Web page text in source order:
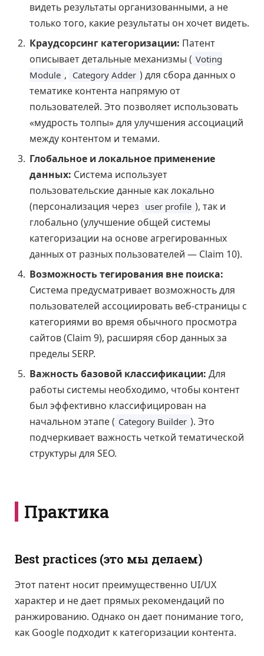
видеть результаты организованными, а не
только того, какие результаты он хочет видеть.
Краудсорсинг категоризации: Патент
описывает детальные механизмы ( Voting
Module , Category Adder ) для сбора данных о
тематике контента напрямую от
пользователей. Это позволяет использовать
«мудрость толпы» для улучшения ассоциаций
между контентом и темами.
Глобальное и локальное применение
данных: Система использует
пользовательские данные как локально
(персонализация через user profile ), так и
глобально (улучшение общей системы
категоризации на основе агрегированных
данных от разных пользователей — Claim 10).
Возможность тегирования вне поиска:
Система предусматривает возможность для
пользователей ассоциировать веб-страницы с
категориями во время обычного просмотра
сайтов (Claim 9), расширяя сбор данных за
пределы SERP.
Важность базовой классификации: Для
работы системы необходимо, чтобы контент
был эффективно классифицирован на
начальном этапе ( Category Builder ). Это
подчеркивает важность четкой тематической
структуры для SEO.
Практика
Best practices (это мы делаем)
Этот патент носит преимущественно UI/UX
характер и не дает прямых рекомендаций по
ранжированию. Однако он дает понимание того,
как Google подходит к категоризации контента.